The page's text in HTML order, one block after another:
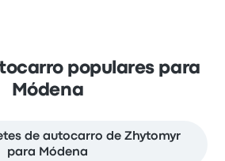
populares para
Módena
de autocarro de Zhytomyr
para Módena